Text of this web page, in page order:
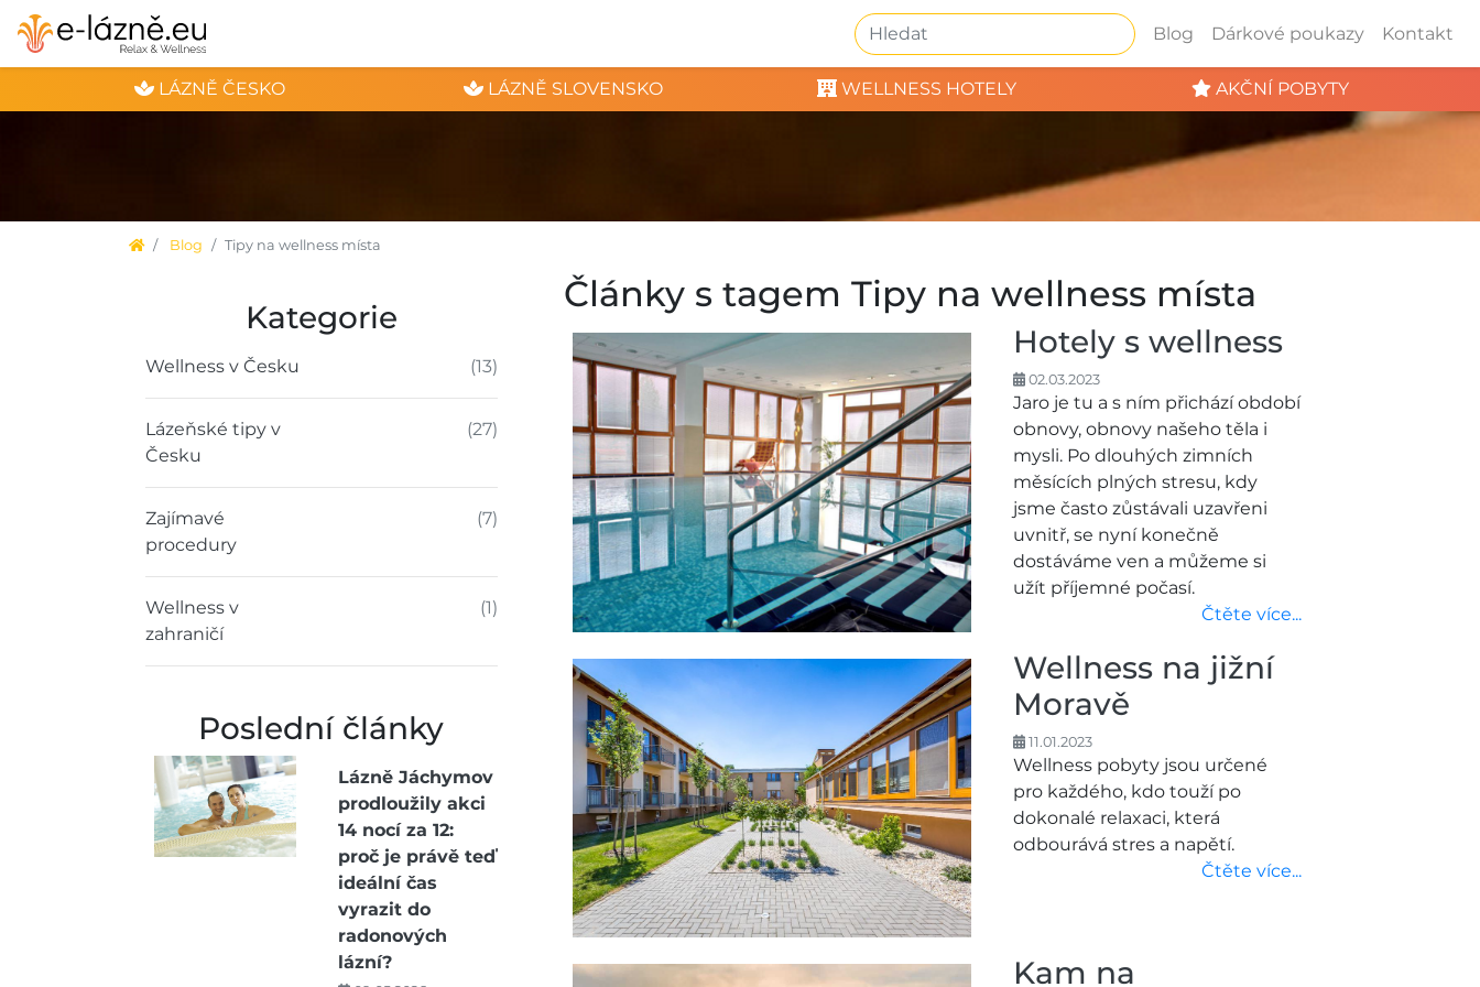
Blog Dárkové poukazy Kontakt
LÁZNĚ ČESKO LÁZNĚ SLOVENSKO WELLNESS HOTELY AKČNÍ POBYTY
Blog Tipy na wellness místa
Kategorie
Wellness v Česku (13)
Lázeňské tipy v
Česku
(27)
Zajímavé
procedury
(7)
Wellness v
zahraničí
(1)
Poslední články
Lázně Jáchymov
prodloužily akci
14 nocí za 12:
proč je právě teď
ideální čas
vyrazit do
radonových
lázní?
Články s tagem Tipy na wellness místa
Hotely s wellness
02.03.2023
Jaro je tu a s ním přichází období
obnovy, obnovy našeho těla i
mysli. Po dlouhých zimních
měsících plných stresu, kdy
jsme často zůstávali uzavřeni
uvnitř, se nyní konečně
dostáváme ven a můžeme si
užít příjemné počasí.
Čtěte více...
Wellness na jižní
Moravě
11.01.2023
Wellness pobyty jsou určené
pro každého, kdo touží po
dokonalé relaxaci, která
odbourává stres a napětí.
Čtěte více...
Kam na